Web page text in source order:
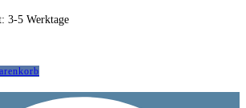
3-5 Werktage